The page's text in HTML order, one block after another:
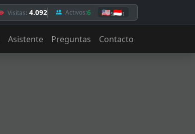
Visitas: 4.092 Activos:6 🇺🇸5🇮🇩1
Asistente Preguntas Contacto